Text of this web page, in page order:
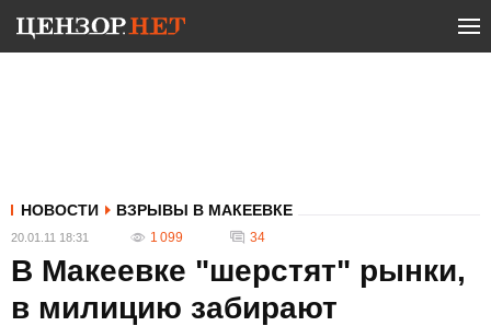
НОВОСТИ ВЗРЫВЫ В МАКЕЕВКЕ
20.01.11 18:31 1 099 34
В Макеевке "шерстят" рынки,
в милицию забирают